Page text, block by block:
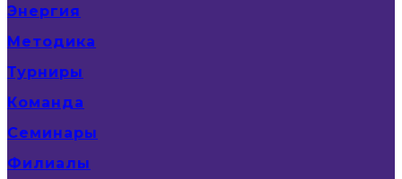
Энергия
Методика
Турниры
Команда
Семинары
Филиалы